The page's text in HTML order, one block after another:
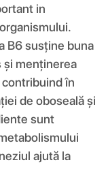
in
B6 susține buna
și menținerea
în
de oboseală și
sunt
ajută la